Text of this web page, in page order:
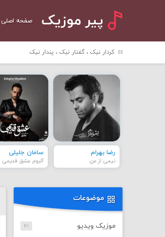
پیر موزیک صفحه اصلی
کردار نیک ، گفتار نیک ، پندار نیک
رضا بهرام
نیمی از من
سامان جلیلی
آلبوم عشق قدیمی
موضوعات
موزیک ویدیو ۴۱